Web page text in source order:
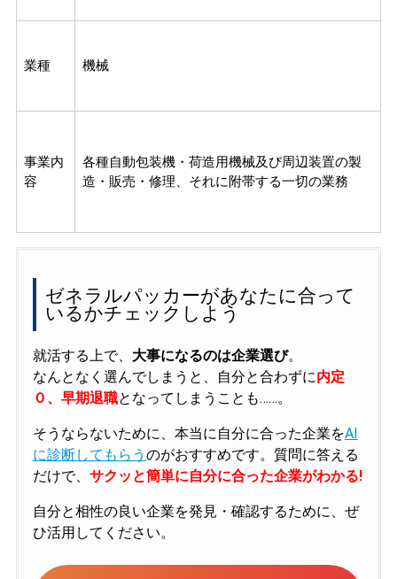
業種 機械
事業内
容
各種自動包装機・荷造用機械及び周辺装置の製
造・販売・修理、それに附帯する一切の業務
ゼネラルパッカーがあなたに合って
いるかチェックしよう
就活する上で、 大事になるのは企業選び。
なんとなく選んでしまうと、自分と合わずに内定
０、早期退職となってしまうことも……。
そうならないために、本当に自分に合った企業をAI
に診断してもらう のがおすすめです。質問に答える
だけで、 サクッと簡単に自分に合った企業がわかる!
自分と相性の良い企業を発見・確認するために、ぜ
ひ活用してください。